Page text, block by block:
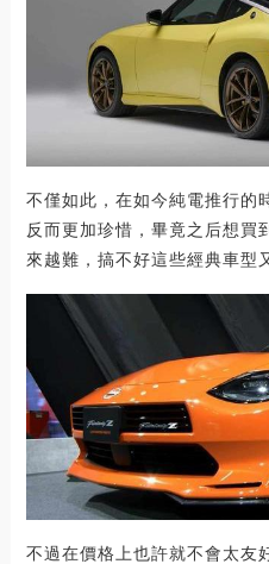
不僅如此，在如今純電推行的
反而更加珍惜，畢竟之后想買
來越難，搞不好這些經典車型
不過在價格上也許就不會太友